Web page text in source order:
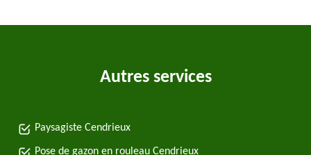
Autres services
Paysagiste Cendrieux
Pose de gazon en rouleau Cendrieux